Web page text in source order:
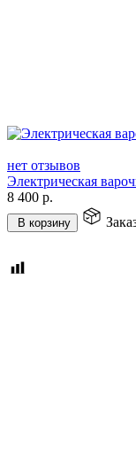
нет отзывов
Электрическая
8 400 р.
В корзину